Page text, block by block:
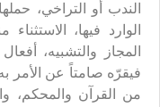
الندب أو التراخي،
الوارد فيها، الاستثناء
فيقرّه صامتاً عن الأمر
من القرآن والمحكم،